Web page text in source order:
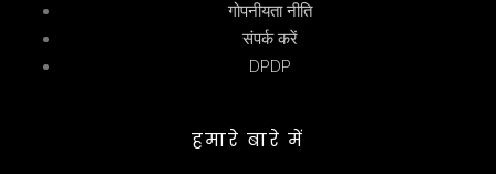
गोपनीयता नीति
संपर्क करें
DPDP
हमारे बारे में